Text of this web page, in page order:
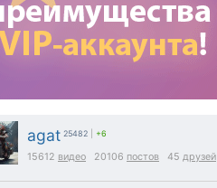
agat 25482 +6
15612 видео 20106 постов 45 друзей